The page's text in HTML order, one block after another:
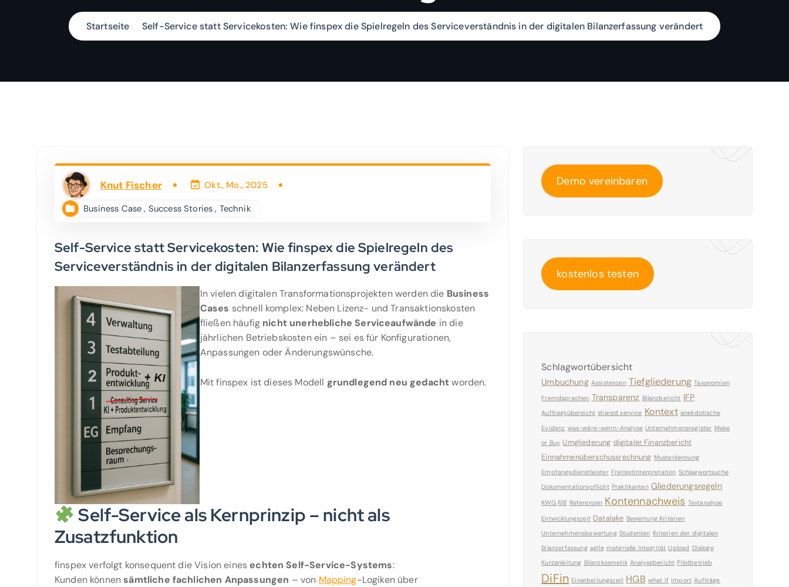
Startseite Self-Service statt Servicekosten: Wie finspex die Spielregeln des Serviceverständnis in der digitalen Bilanzerfassung verändert
Knut Fischer
Okt., Mo., 2025
Business Case , Success Stories , Technik
Self-Service statt Servicekosten: Wie finspex die Spielregeln des
Serviceverständnis in der digitalen Bilanzerfassung verändert
In vielen digitalen Transformationsprojekten werden die Business
Cases schnell komplex: Neben Lizenz- und Transaktionskosten
fließen häufig nicht unerhebliche Serviceaufwände in die
jährlichen Betriebskosten ein – sei es für Konfigurationen,
Anpassungen oder Änderungswünsche.
Mit finspex ist dieses Modell grundlegend neu gedachtworden.
Self-Service als Kernprinzip – nicht als
Zusatzfunktion
finspex verfolgt konsequent die Vision eines echten Self-Service-Systems:
Kunden könnensämtliche fachlichen Anpassungen – von Mapping-Logiken über
Demo vereinbaren
kostenlos testen
Schlagwortübersicht
Umbuchung Assistenzen Tiefgliederung Taxonomien
Fremdsprachen Transparenz Bilanzbericht IFP
Auftragsübersicht shared service Kontext anekdotische
Evidenz was-wäre-wenn-Analyse Unternehmensregister Make
or Buy Umgliederung digitaler Finanzbericht
Einnahmenüberschussrechnung Musterkennung
Empfangsdienstleister Freitextinterpretation Schlagwortsuche
Dokumentationspflicht Praktikanten Gliederungsregeln
KWG §18 Referenzen Kontennachweis Textanalyse
Entwicklungszeit Datalake Bewertung Kriterien
Unternehmensbewertung Studenten Kriterien der digitalen
Bilanzerfassung agile materielle Integrität Upload Dialoge
Kurzanleitung Bilanzkosmetik Analysebericht Pilotbetrieb
DiFin Einarbeitungszeit HGB what if Import Aufträge